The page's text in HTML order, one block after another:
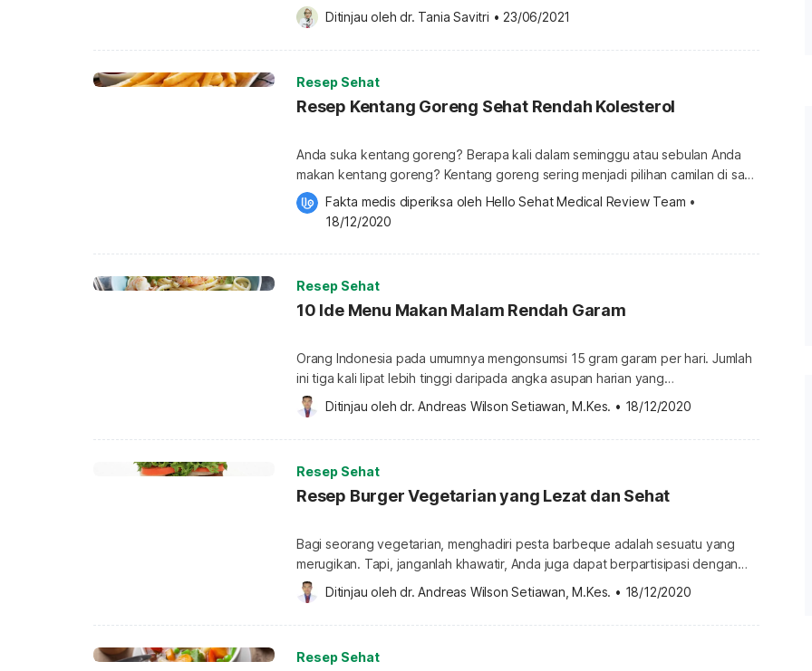
menggemukkan dari makan malam justru Anda dapatkan dari menu makan
malam yang berkalori tinggi. Untuk menangkalnya, isilah piring makan malam
Anda dengan makanan tinggi protein. Protein adalah salah satu pilar nutrisi
Ditinjau oleh dr. Tania Savitri • 23/06/2021
Resep Sehat
Resep Kentang Goreng Sehat Rendah Kolesterol
Anda suka kentang goreng? Berapa kali dalam seminggu atau sebulan Anda
makan kentang goreng? Kentang goreng sering menjadi pilihan camilan di saat
sedang menonton atau bersantai. Anda yang memilih kepraktisan pun lebih
menyukai memesan kentang goreng di restoran cepat saji dibandingkan
ancaman kolesterol siap menghampiri jantung Anda. […]
Fakta medis diperiksa oleh Hello Sehat Medical Review Team •
18/12/2020
Resep Sehat
10 Ide Menu Makan Malam Rendah Garam
Orang Indonesia pada umumnya mengonsumsi 15 gram garam per hari. Jumlah
ini tiga kali lipat lebih tinggi daripada angka asupan harian yang
direkomendasikan oleh Badan Kesehatan Dunia. Tidak mengherankan,
hipertensi di Indonesia sampai saat ini masih menjadi salah satu momok
kesehatan di tengah masyarakat — mencapai 25,8 persen di tahun
Ditinjau oleh dr. Andreas Wilson Setiawan, M.Kes. • 18/12/2020
Resep Sehat
Resep Burger Vegetarian yang Lezat dan Sehat
Bagi seorang vegetarian, menghadiri pesta barbeque adalah sesuatu yang
merugikan. Tapi, janganlah khawatir, Anda juga dapat berpartisipasi dengan
membuat “daging” untuk Anda sendiri. Dengan begitu, pesta barbeque akan
terasa sangat menyenangkan untuk Anda. Selain itu, Anda juga dapat belajar
bagaimana caranya memodifikasi makanan agar tidak terlihat membosankan.
Ditinjau oleh dr. Andreas Wilson Setiawan, M.Kes. • 18/12/2020
Resep Sehat